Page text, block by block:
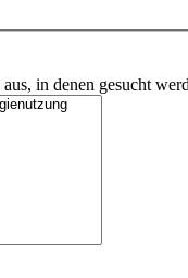
in denen gesucht